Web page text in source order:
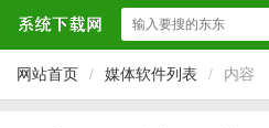
网站首页 / 媒体软件列表 / 内容